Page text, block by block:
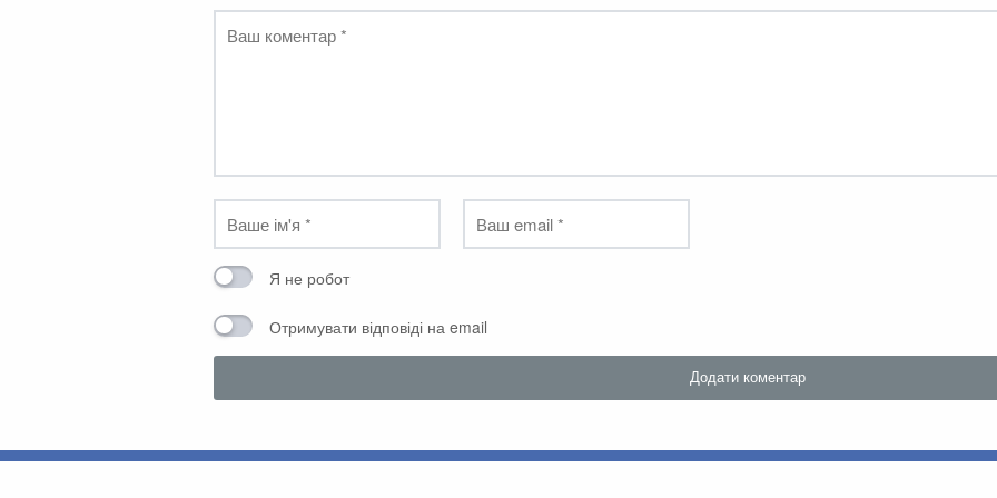
Я не робот
Отримувати відповіді на email